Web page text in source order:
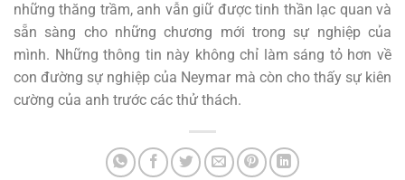
những thăng trầm, anh vẫn giữ được tinh thần lạc quan và
sẵn sàng cho những chương mới trong sự nghiệp của
mình. Những thông tin này không chỉ làm sáng tỏ hơn về
con đường sự nghiệp của Neymar mà còn cho thấy sự kiên
cường của anh trước các thử thách.